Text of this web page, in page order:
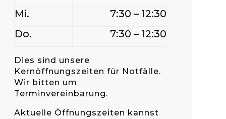
Mi.
7:30 – 12:30
Do.
7:30 – 12:30
Dies sind unsere
Kernöffnungszeiten für Notfälle.
Wir bitten um
Terminvereinbarung.
Aktuelle Öffnungszeiten kannst